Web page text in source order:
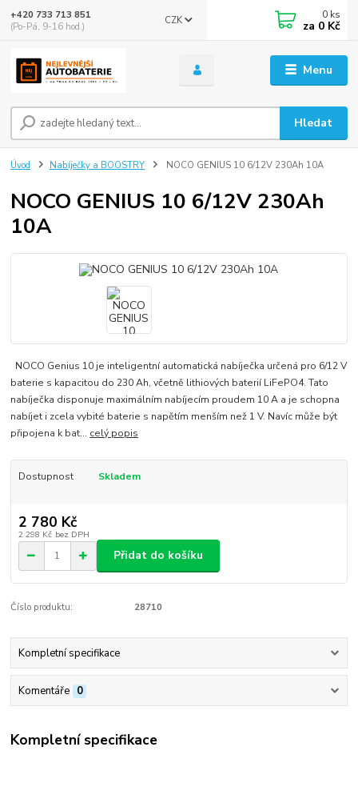
Menu
CZK
Hledat
+420 733 713 851
(Po-Pá, 9-16 hod.)
0 ks
za 0 Kč
Úvod Nabíječky a BOOSTRY NOCO GENIUS 10 6/12V 230Ah 10A
NOCO GENIUS 10 6/12V 230Ah
10A
NOCO Genius 10 je inteligentní automatická nabíječka určená pro 6/12 V
baterie s kapacitou do 230 Ah, včetně lithiových baterií LiFePO4. Tato
nabíječka disponuje maximálním nabíjecím proudem 10 A a je schopna
nabíjet i zcela vybité baterie s napětím menším než 1 V. Navíc může být
připojena k bat... celý popis
Dostupnost Skladem
2 780 Kč
2 298 Kč bez DPH
Přidat do košíku
Číslo produktu: 28710
Kompletní specifikace
Komentáře 0
Kompletní specifikace